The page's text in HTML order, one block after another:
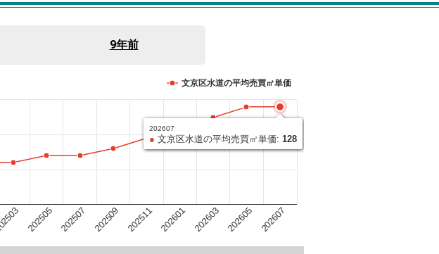
9年前
文京区水道の平均売買㎡単価
202505 202507 202509 202511 202601 202603 202605 202607
202607
● 文京区水道の平均売買㎡単価: 128